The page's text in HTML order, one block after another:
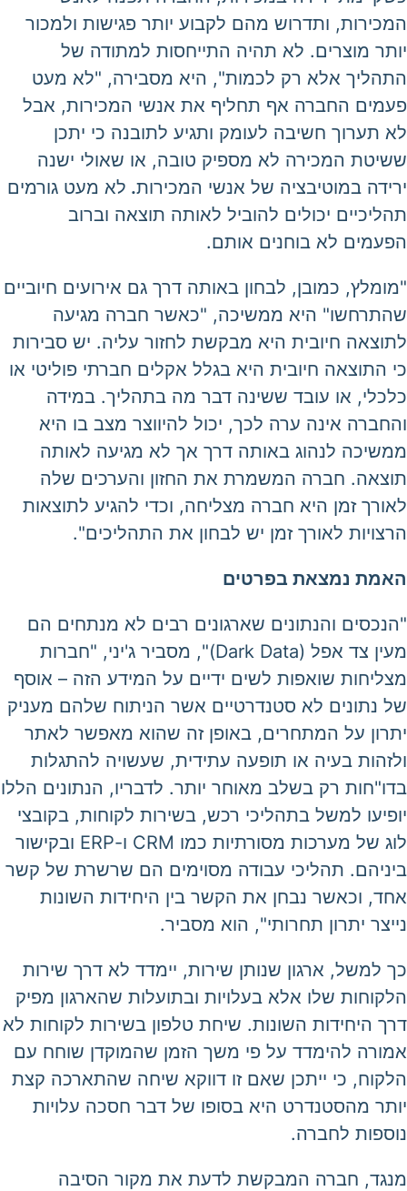
המכירות, ותדרוש מהם לקבוע יותר פגישות ולמכור
יותר מוצרים. לא תהיה התייחסות למתודה של
התהליך אלא רק לכמות", היא מסבירה, "לא מעט
פעמים החברה אף תחליף את אנשי המכירות, אבל
לא תערוך חשיבה לעומק ותגיע לתובנה כי יתכן
ששיטת המכירה לא מספיק טובה, או שאולי ישנה
ירידה במוטיבציה של אנשי המכירות. לא מעט גורמים
תהליכיים יכולים להוביל לאותה תוצאה וברוב
הפעמים לא בוחנים אותם.
"מומלץ, כמובן, לבחון באותה דרך גם אירועים חיוביים
שהתרחשו" היא ממשיכה, "כאשר חברה מגיעה
לתוצאה חיובית היא מבקשת לחזור עליה. יש סבירות
כי התוצאה חיובית היא בגלל אקלים חברתי פוליטי או
כלכלי, או עובד ששינה דבר מה בתהליך. במידה
והחברה אינה ערה לכך, יכול להיווצר מצב בו היא
ממשיכה לנהוג באותה דרך אך לא מגיעה לאותה
תוצאה. חברה המשמרת את החזון והערכים שלה
לאורך זמן היא חברה מצליחה, וכדי להגיע לתוצאות
הרצויות לאורך זמן יש לבחון את התהליכים".
האמת נמצאת בפרטים
"הנכסים והנתונים שארגונים רבים לא מנתחים הם
מעין צד אפל (Dark Data)", מסביר ג'יני, "חברות
מצליחות שואפות לשים ידיים על המידע הזה – אוסף
של נתונים לא סטנדרטיים אשר הניתוח שלהם מעניק
יתרון על המתחרים, באופן זה שהוא מאפשר לאתר
ולזהות בעיה או תופעה עתידית, שעשויה להתגלות
בדו"חות רק בשלב מאוחר יותר. לדבריו, הנתונים הללו
יופיעו למשל בתהליכי רכש, בשירות לקוחות, בקובצי
לוג של מערכות מסורתיות כמו CRM ו-ERP ובקישור
ביניהם. תהליכי עבודה מסוימים הם שרשרת של קשר
אחד, וכאשר נבחן את הקשר בין היחידות השונות
נייצר יתרון תחרותי", הוא מסביר.
כך למשל, ארגון שנותן שירות, יימדד לא דרך שירות
הלקוחות שלו אלא בעלויות ובתועלות שהארגון מפיק
דרך היחידות השונות. שיחת טלפון בשירות לקוחות לא
אמורה להימדד על פי משך הזמן שהמוקדן שוחח עם
הלקוח, כי ייתכן שאם זו דווקא שיחה שהתארכה קצת
יותר מהסטנדרט היא בסופו של דבר חסכה עלויות
נוספות לחברה.
מנגד, חברה המבקשת לדעת את מקור הסיבה